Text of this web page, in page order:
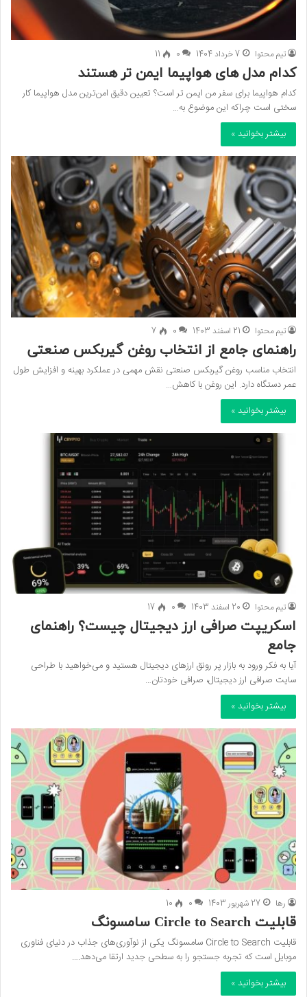
تیم محتوا 7 خرداد 1404 0
11
کدام مدل های هواپیما ایمن تر هستند
کدام هواپیما برای سفر من ایمن تر است؟ تعیین دقیق امن‌ترین مدل هواپیما کار
سختی است چراکه این موضوع به…
بیشتر بخوانید »
تیم محتوا 21 اسفند 1403 0
7
راهنمای جامع از انتخاب روغن گیربکس صنعتی
انتخاب مناسب روغن گیربکس صنعتی نقش مهمی در عملکرد بهینه و افزایش طول
عمر دستگاه دارد. این روغن با کاهش…
بیشتر بخوانید »
تیم محتوا 20 اسفند 1403 0
17
اسکریپت صرافی ارز دیجیتال چیست؟ راهنمای
جامع
آیا به فکر ورود به بازار پر رونق ارزهای دیجیتال هستید و می‌خواهید با طراحی
سایت صرافی ارز دیجیتال، صرافی خودتان…
بیشتر بخوانید »
رها 27 شهریور 1403 0
10
قابلیت Circle to Search سامسونگ
قابلیت Circle to Search سامسونگ یکی از نوآوری‌های جذاب در دنیای فناوری
موبایل است که تجربه جستجو را به سطحی جدید ارتقا می‌دهد.…
بیشتر بخوانید »